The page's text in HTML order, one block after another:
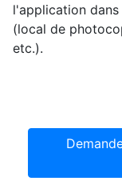
l'application
(local de
etc.).